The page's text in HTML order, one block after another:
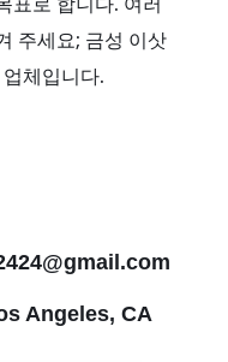
주세요; 금성 이삿
체입니다.
Angeles, CA